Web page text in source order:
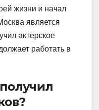
жизни и начал
является
актерское
работать в